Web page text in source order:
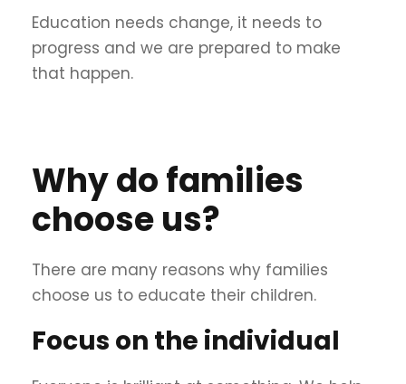
Education needs change, it needs to
progress and we are prepared to make
that happen.
Why do families
choose us?
There are many reasons why families
choose us to educate their children.
Focus on the individual